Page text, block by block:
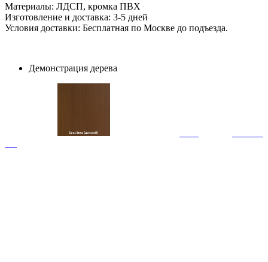
Материалы: ЛДСП, кромка ПВХ
Изготовление и доставка: 3-5 дней
Условия доставки: Бесплатная по Москве до подъезда.
Демонстрация дерева